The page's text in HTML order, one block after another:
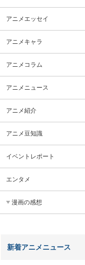
アニメエッセイ
アニメキャラ
アニメコラム
アニメニュース
アニメ紹介
アニメ豆知識
イベントレポート
エンタメ
漫画の感想
新着アニメニュース